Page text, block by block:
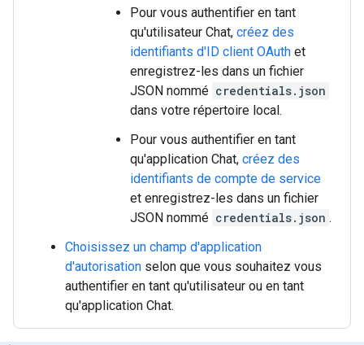
Pour vous authentifier en tant
qu'utilisateur Chat, créez des
identifiants d'ID client OAuth et
enregistrez-les dans un fichier
JSON nommé credentials.json
dans votre répertoire local.
Pour vous authentifier en tant
qu'application Chat, créez des
identifiants de compte de service
et enregistrez-les dans un fichier
JSON nommé credentials.json .
Choisissez un champ d'application
d'autorisation selon que vous souhaitez vous
authentifier en tant qu'utilisateur ou en tant
qu'application Chat.